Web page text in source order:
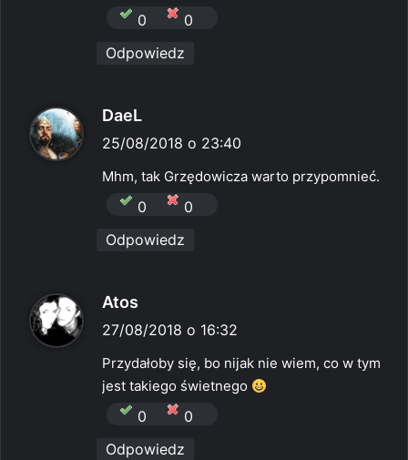
0
0
Odpowiedz
DaeL
i
e
:
25/08/2018 o 23:40
Mhm, tak Grzędowicza warto przypomnieć.
0
0
Odpowiedz
Atos
i
z
:
27/08/2018 o 16:32
Przydałoby się, bo nijak nie wiem, co w tym
jest takiego świetnego
0
0
Odpowiedz